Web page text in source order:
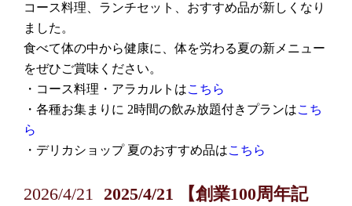
コース料理、ランチセット、おすすめ品が新しくなり
ました。
食べて体の中から健康に、体を労わる夏の新メニュー
をぜひご賞味ください。
・コース料理・アラカルトはこちら
・各種お集まりに 2時間の飲み放題付きプランはこち
ら
・デリカショップ 夏のおすすめ品はこちら
2026/4/21 2025/4/21 【創業100周年記